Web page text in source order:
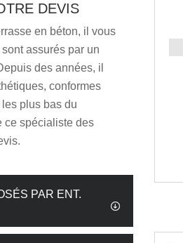
DEVIS
en béton, il vous
assurés par un
des années, il
conformes
plus bas du
ce spécialiste des
PAR ENT.